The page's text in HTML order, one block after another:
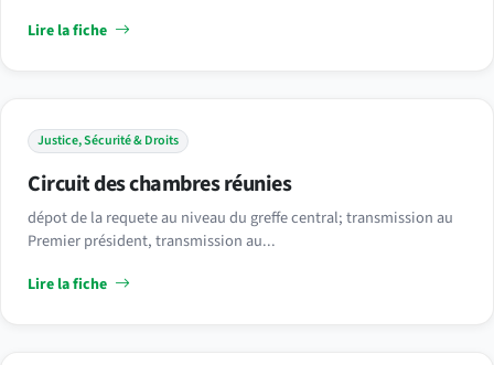
Lire la fiche
Justice, Sécurité & Droits
Circuit des chambres réunies
dépot de la requete au niveau du greffe central; transmission au
Premier président, transmission au...
Lire la fiche